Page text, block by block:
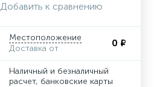
Добавить к сравнению
Местоположение
Доставка от
0 ₽
Наличный и безналичный
расчет, банковские карты